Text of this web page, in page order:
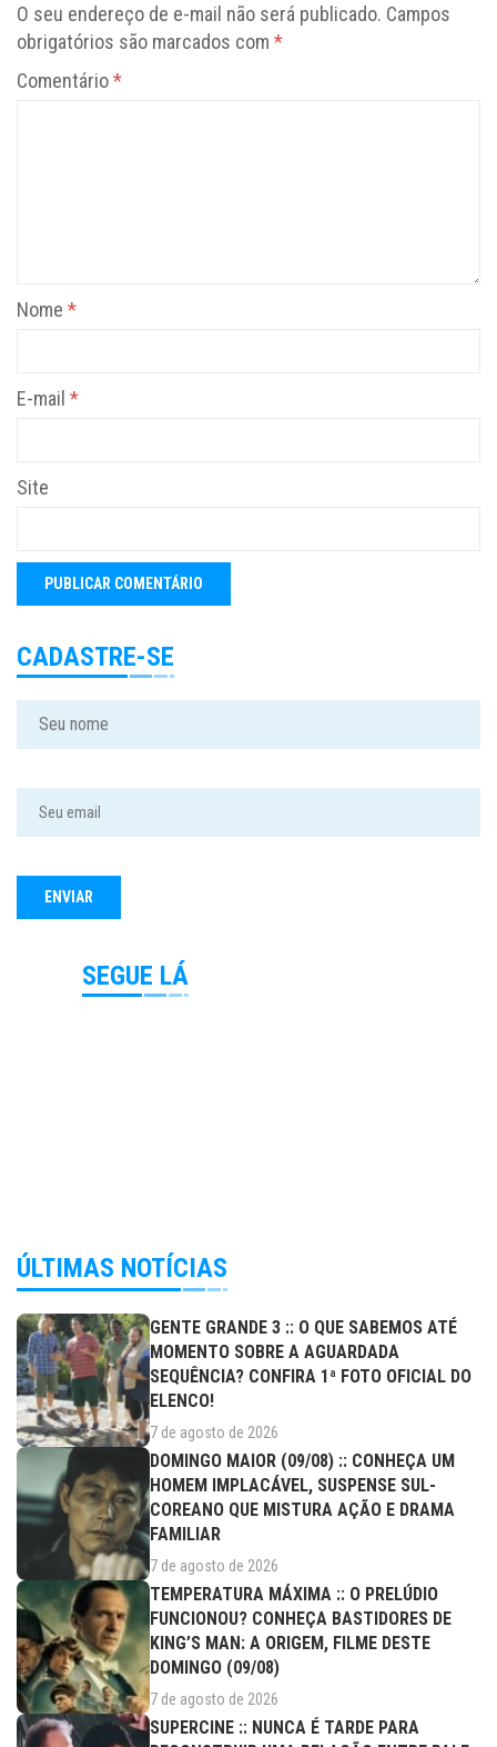
O seu endereço de e-mail não será publicado. Campos
obrigatórios são marcados com *
Comentário*
Nome *
E-mail *
Site
CADASTRE-SE
SEGUE LÁ
ÚLTIMAS NOTÍCIAS
GENTE GRANDE 3 :: O QUE SABEMOS ATÉ
MOMENTO SOBRE A AGUARDADA
SEQUÊNCIA? CONFIRA 1ª FOTO OFICIAL DO
ELENCO!
7 de agosto de 2026
DOMINGO MAIOR (09/08) :: CONHEÇA UM
HOMEM IMPLACÁVEL, SUSPENSE SUL-
COREANO QUE MISTURA AÇÃO E DRAMA
FAMILIAR
7 de agosto de 2026
TEMPERATURA MÁXIMA :: O PRELÚDIO
FUNCIONOU? CONHEÇA BASTIDORES DE
KING’S MAN: A ORIGEM, FILME DESTE
DOMINGO (09/08)
7 de agosto de 2026
SUPERCINE :: NUNCA É TARDE PARA